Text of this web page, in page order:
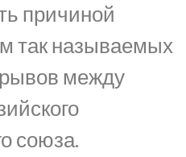
причиной
так называемых
между
союза.